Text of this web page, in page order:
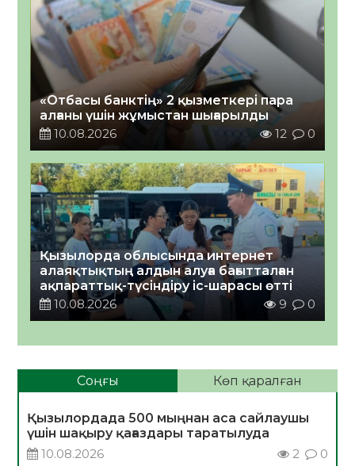
«Отбасы банктің» 2 қызметкері пара
алғаны үшін жұмыстан шығарылды
10.08.2026
12 0
Қызылорда облысында интернет
алаяқтықтың алдын алуға бағытталған
ақпараттық-түсіндіру іс-шарасы өтті
10.08.2026
9 0
Соңғы Көп қаралған
Қызылордада 500 мыңнан аса сайлаушы
үшін шақыру қағаздары таратылуда
10.08.2026
2 0